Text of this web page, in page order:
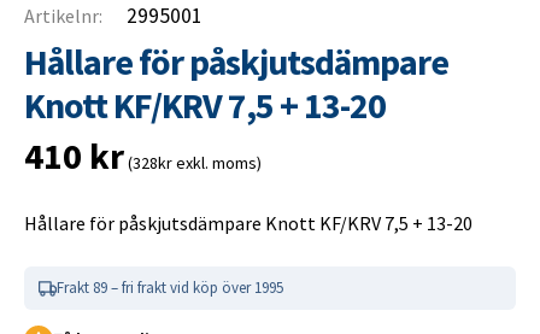
Artikelnr: 2995001
Hållare för påskjutsdämpare
Knott KF/KRV 7,5 + 13-20
410 kr(328kr exkl. moms)
Hållare för påskjutsdämpare Knott KF/KRV 7,5 + 13-20
Frakt 89 – fri frakt vid köp över 1995